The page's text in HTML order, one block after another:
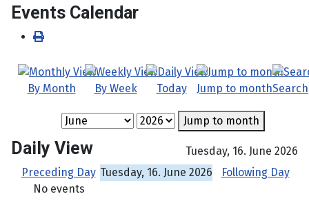
Events Calendar
By Month By Week Today Jump to monthSearch
Jump to month
Daily View
Tuesday, 16. June 2026
Preceding Day Tuesday, 16. June 2026
Following Day
No events